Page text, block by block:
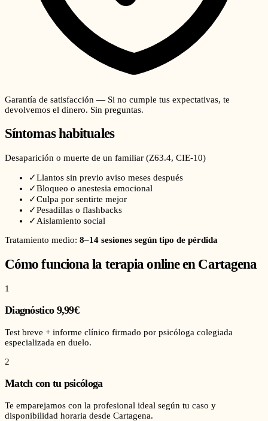
Garantía de satisfacción — Si no cumple tus expectativas, te
devolvemos el dinero. Sin preguntas.
Síntomas habituales
Desaparición o muerte de un familiar (Z63.4, CIE-10)
✓Llantos sin previo aviso meses después
✓Bloqueo o anestesia emocional
✓Culpa por sentirte mejor
✓Pesadillas o flashbacks
✓ Aislamiento social
Tratamiento medio: 8–14 sesiones según tipo de pérdida
Cómo funciona la terapia online en Cartagena
1
Diagnóstico 9,99€
Test breve + informe clínico firmado por psicóloga colegiada
especializada en duelo.
2
Match con tu psicóloga
Te emparejamos con la profesional ideal según tu caso y
disponibilidad horaria desde Cartagena.